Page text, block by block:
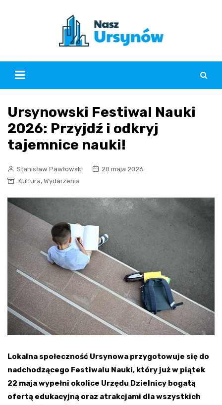
Ursynowski Festiwal Nauki
2026: Przyjdź i odkryj
tajemnice nauki!
Stanisław Pawłowski
20 maja 2026
Kultura, Wydarzenia
Lokalna społeczność Ursynowa przygotowuje się do
nadchodzącego Festiwalu Nauki, który już w piątek
22 maja wypełni okolice Urzędu Dzielnicy bogatą
ofertą edukacyjną oraz atrakcjami dla wszystkich